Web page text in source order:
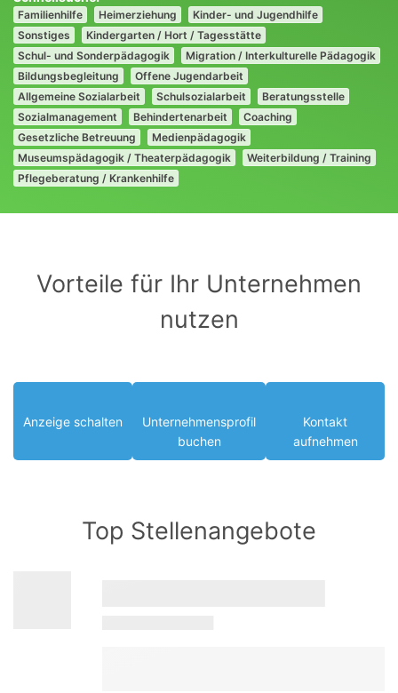
Familienhilfe Heimerziehung
Kinder- und Jugendhilfe
Sonstiges
Kindergarten / Hort / Tagesstätte
Schul- und Sonderpädagogik
Migration / Interkulturelle Pädagogik
Bildungsbegleitung
Offene Jugendarbeit
Allgemeine Sozialarbeit
Schulsozialarbeit
Beratungsstelle
Sozialmanagement
Behindertenarbeit
Coaching
Gesetzliche Betreuung
Medienpädagogik
Museumspädagogik / Theaterpädagogik
Weiterbildung / Training
Pflegeberatung / Krankenhilfe
Vorteile für Ihr Unternehmen
nutzen
Anzeige schalten
Unternehmensprofil
buchen
Kontakt
aufnehmen
Top Stellenangebote